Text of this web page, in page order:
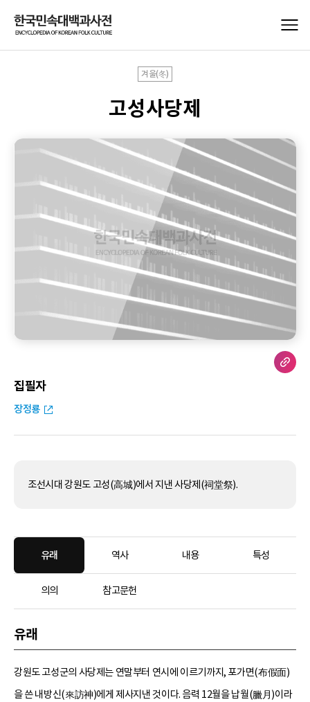
겨울(冬)
고성사당제
집필자
장정룡
조선시대 강원도 고성(高城)에서 지낸 사당제(祠堂祭).
유래 역사 내용 특성
의의 참고문헌
유래
강원도 고성군의 사당제는 연말부터 연시에 이르기까지, 포가면(布假面)
을 쓴 내방신(來訪神)에게 제사지낸 것이다. 음력 12월을 납월(臘月)이라